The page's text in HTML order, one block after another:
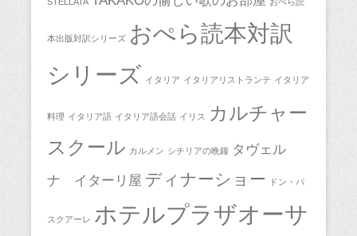
本出版対訳シリーズ おぺら読本対訳
シリーズ イタリア イタリアリストランテ イタリア
料理 イタリア語 イタリア語会話 イリス
カルチャー
スクール カルメン シチリアの晩鐘 タヴェル
ナ イターリ屋 ディナーショー ドン・パ
スクアーレ ホテルプラザオーサ